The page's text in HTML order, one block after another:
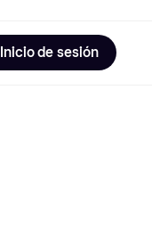
Inicio de sesión